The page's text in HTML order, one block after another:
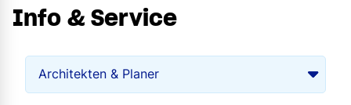
Info & Service